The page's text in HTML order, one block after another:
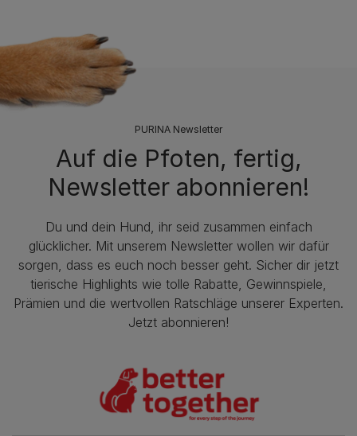
PURINA Newsletter
Auf die Pfoten, fertig,
Newsletter abonnieren!
Du und dein Hund, ihr seid zusammen einfach
glücklicher. Mit unserem Newsletter wollen wir dafür
sorgen, dass es euch noch besser geht. Sicher dir jetzt
tierische Highlights wie tolle Rabatte, Gewinnspiele,
Prämien und die wertvollen Ratschläge unserer Experten.
Jetzt abonnieren!